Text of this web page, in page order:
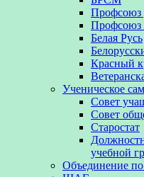
Профсоюз
Профсоюз
Белая Русь
Красный
Ученическое
Совет
Совет
Старостат
учебной
Объединение